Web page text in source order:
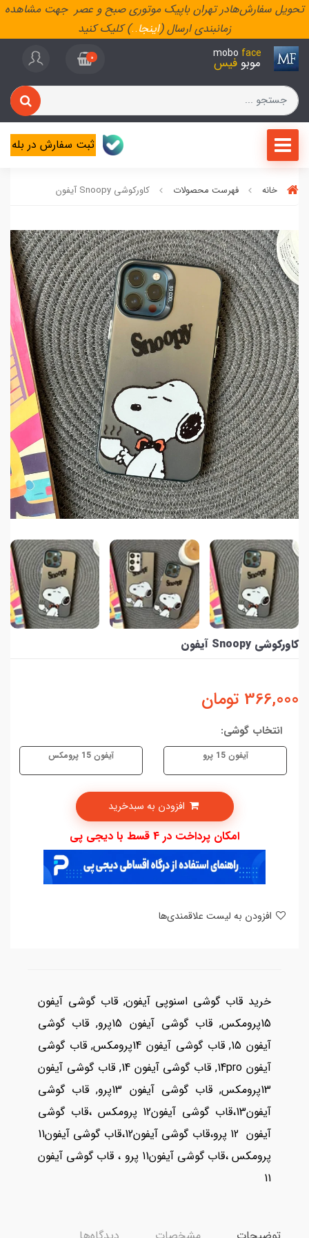
تحویل سفارش‌هادر تهران باپیک موتوری صبح و عصر جهت مشاهده
زمانبندی ارسال (اینجا..) کلیک کنید
mobo face
موبو فیس 0
ثبت سفارش در بله
خانه فهرست محصولات کاورکوشی Snoopy آیفون
کاورکوشی Snoopy آیفون
366,000 تومان
انتخاب گوشی:
آیفون 15 پرو آیفون 15 پرومکس
امکان پرداخت در 4 قسط با دیجی پی
خرید قاب گوشی اسنوپی آیفون, قاب گوشی آیفون
15پرومکس, قاب گوشی آیفون 15پرو, قاب گوشی
آیفون 15, قاب گوشی آیفون 14پرومکس, قاب گوشی
آیفون 14pro, قاب گوشی آیفون 14, قاب گوشی آیفون
13پرومکس, قاب گوشی آیفون 13پرو, قاب گوشی
آیفون13،قاب گوشی آیفون12 پرومکس ،قاب گوشی
آیفون 12 پرو،قاب گوشی آیفون12،قاب گوشی آیفون11
پرومکس ،قاب گوشی آیفون11 پرو ، قاب گوشی آیفون
11